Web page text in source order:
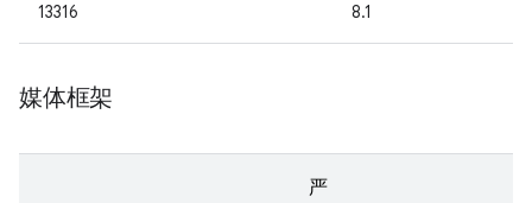
13316
8.1
媒体框架
严